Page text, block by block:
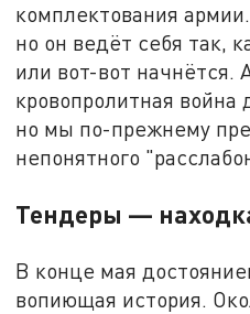
комплектования
но он ведёт себя так,
или вот-вот начнётся.
кровопролитная война
но мы по-прежнему
непонятного
Тендеры —
В конце мая
вопиющая история.